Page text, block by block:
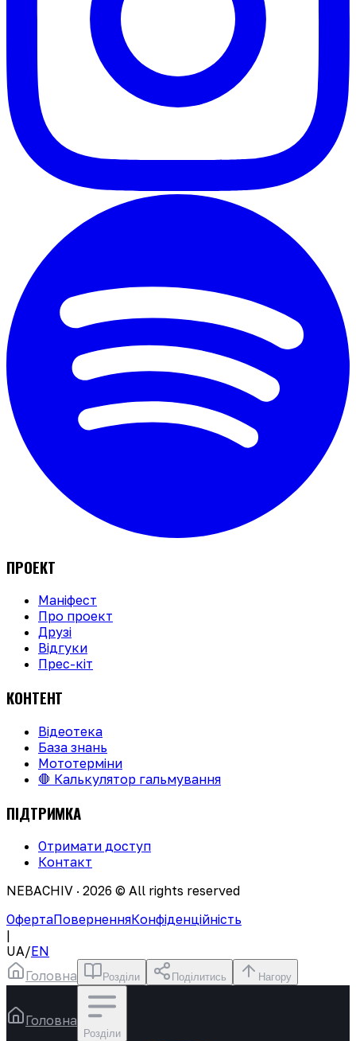
ПРОЕКТ
Маніфест
Про проект
Друзі
Відгуки
Прес-кіт
КОНТЕНТ
Відеотека
База знань
Мототерміни
🛑 Калькулятор гальмування
ПІДТРИМКА
Отримати доступ
Контакт
NEBACHIV · 2026 © All rights reserved
ОфертаПоверненняКонфіденційність
|
UA/EN
Головна
Розділи Поділитись Нагору
Головна
Розділи